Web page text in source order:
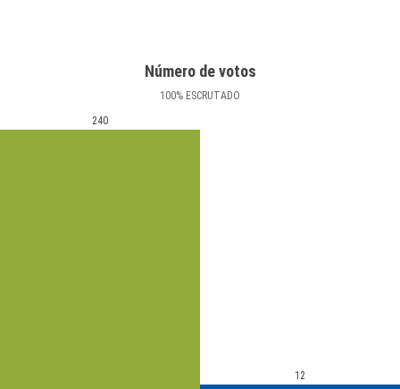
Número de votos
100% ESCRUTADO
240
12